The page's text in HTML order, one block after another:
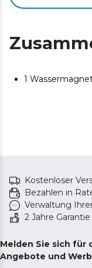
1
Kostenloser
Bezahlen in
Verwaltung
2 Jahre Garantie
Melden Sie sich für
Angebote und